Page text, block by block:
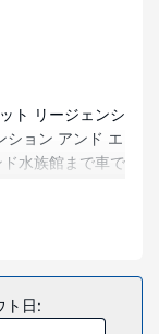
ト リージェンシ
ション アンド エ
水族館まで車で
テーション、
ただけるほ
スルームには、
ト日: